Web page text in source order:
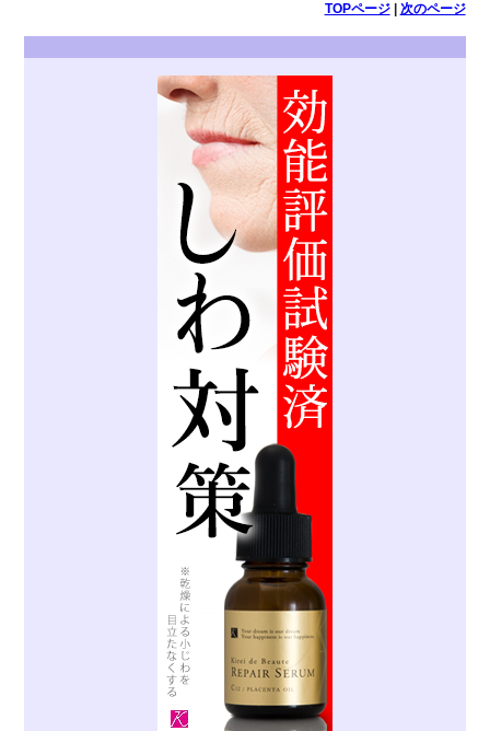
TOPページ| 次のページ